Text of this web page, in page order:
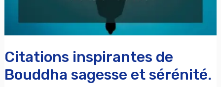
Citations inspirantes de
Bouddha sagesse et sérénité.